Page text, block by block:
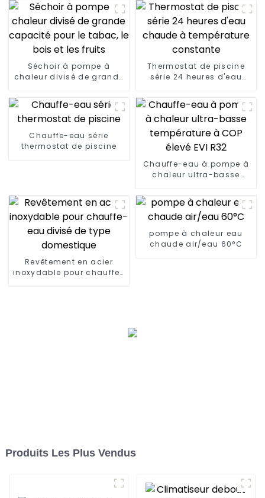
Séchoir à pompe à
chaleur divisé de grande
le bois et les fruits
Thermostat de piscine
série 24 heures d'eau
constante
Chauffe-eau série
thermostat de piscine
Chauffe-eau à pompe à
chaleur ultra-basse
EVI R32
Revêtement en acier
inoxydable pour chauffe-
pompe à chaleur eau
chaude air/eau 60°C
Produits Les Plus Vendus